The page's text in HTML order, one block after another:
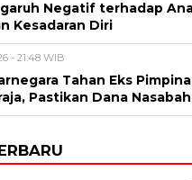
Negatif terhadap
Kesadaran Diri
- 21:48 WIB
Tahan Eks
Pastikan Dana